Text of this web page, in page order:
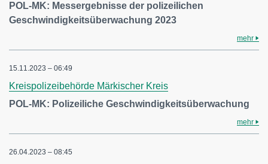
POL-MK: Messergebnisse der polizeilichen
Geschwindigkeitsüberwachung 2023
mehr
15.11.2023 – 06:49
Kreispolizeibehörde Märkischer Kreis
POL-MK: Polizeiliche Geschwindigkeitsüberwachung
mehr
26.04.2023 – 08:45